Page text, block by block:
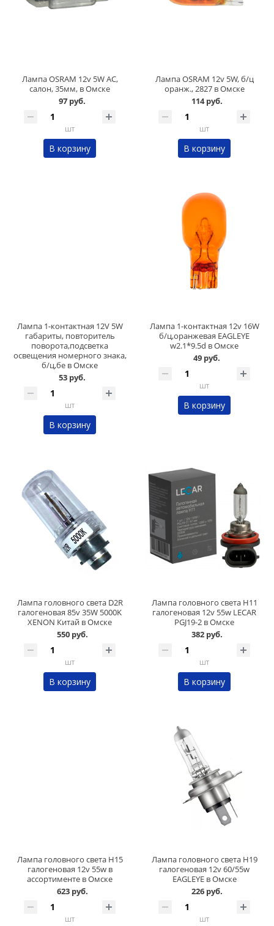
Лампа OSRAM 12v 5W АС,
салон, 35мм, в Омске
97 руб.
шт
В корзину
Лампа OSRAM 12v 5W, б/ц
оранж., 2827 в Омске
114 руб.
шт
В корзину
Лампа 1-контактная 12V 5W
габариты, повторитель
поворота,подсветка
освещения номерного знака,
б/ц,бе в Омске
53 руб.
шт
В корзину
Лампа 1-контактная 12v 16W
б/ц,оранжевая EAGLEYE
w2.1*9.5d в Омске
49 руб.
шт
В корзину
Лампа головного света D2R
галогеновая 85v 35W 5000K
XENON Китай в Омске
550 руб.
шт
В корзину
Лампа головного света H11
галогеновая 12v 55w LECAR
PGJ19-2 в Омске
382 руб.
шт
В корзину
Лампа головного света H15
галогеновая 12v 55w в
ассортименте в Омске
623 руб.
шт
Лампа головного света H19
галогеновая 12v 60/55w
EAGLEYE в Омске
226 руб.
шт